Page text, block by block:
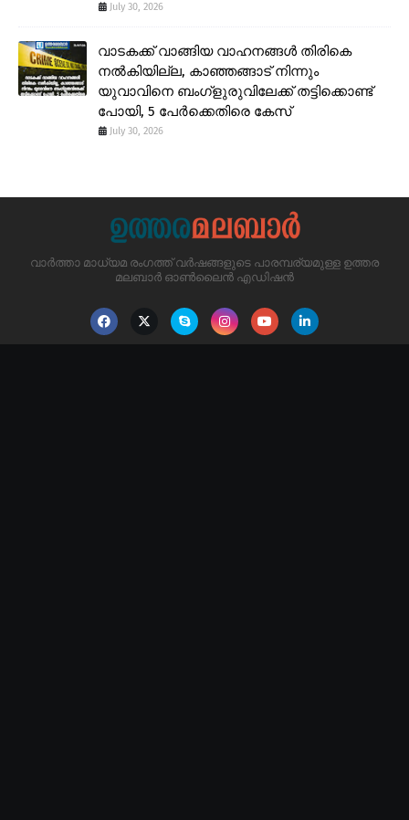
July 30, 2026
വാടകക്ക് വാങ്ങിയ വാഹനങ്ങൾ തിരികെ
നൽകിയില്ല, കാഞ്ഞങ്ങാട് നിന്നും
യുവാവിനെ ബംഗ്ളുരുവിലേക്ക് തട്ടിക്കൊണ്ട്
പോയി, 5 പേർക്കെതിരെ കേസ്
July 30, 2026
വാർത്താ മാധ്യമ രംഗത്ത് വർഷങ്ങളുടെ പാരമ്പര്യമുള്ള ഉത്തര
മലബാർ ഓൺലൈൻ എഡിഷൻ